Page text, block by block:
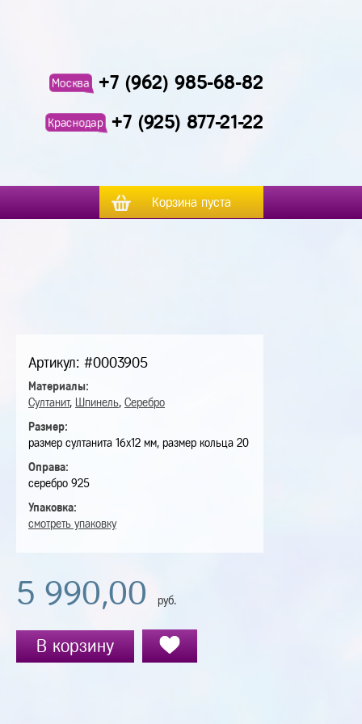
Москва +7 (962) 985-68-82
Краснодар +7 (925) 877-21-22
Корзина пуста
Артикул: #0003905
Материалы:
Султанит, Шпинель, Серебро
Размер:
размер султанита 16х12 мм, размер кольца 20
Оправа:
серебро 925
Упаковка:
смотреть упаковку
5 990,00 руб.
В корзину